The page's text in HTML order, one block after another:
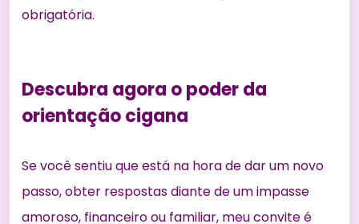
obrigatória.
Descubra agora o poder da
orientação cigana
Se você sentiu que está na hora de dar um novo
passo, obter respostas diante de um impasse
amoroso, financeiro ou familiar, meu convite é